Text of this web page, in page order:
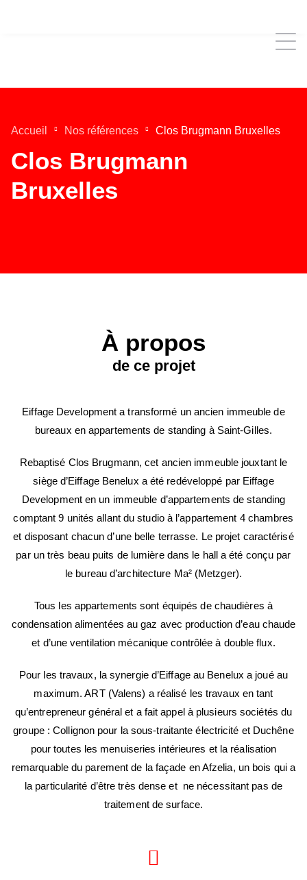
Accueil Nos références Clos Brugmann Bruxelles
Clos Brugmann
Bruxelles
À propos
de ce projet
Eiffage Development a transformé un ancien immeuble de
bureaux en appartements de standing à Saint-Gilles.
Rebaptisé Clos Brugmann, cet ancien immeuble jouxtant le
siège d’Eiffage Benelux a été redéveloppé par Eiffage
Development en un immeuble d’appartements de standing
comptant 9 unités allant du studio à l’appartement 4 chambres
et disposant chacun d’une belle terrasse. Le projet caractérisé
par un très beau puits de lumière dans le hall a été conçu par
le bureau d’architecture Ma² (Metzger).
Tous les appartements sont équipés de chaudières à
condensation alimentées au gaz avec production d’eau chaude
et d’une ventilation mécanique contrôlée à double flux.
Pour les travaux, la synergie d’Eiffage au Benelux a joué au
maximum. ART (Valens) a réalisé les travaux en tant
qu’entrepreneur général et a fait appel à plusieurs sociétés du
groupe : Collignon pour la sous-traitante électricité et Duchêne
pour toutes les menuiseries intérieures et la réalisation
remarquable du parement de la façade en Afzelia, un bois qui a
la particularité d’être très dense et ne nécessitant pas de
traitement de surface.